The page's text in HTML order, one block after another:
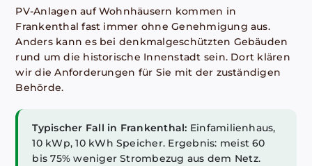
PV-Anlagen auf Wohnhäusern kommen in
Frankenthal fast immer ohne Genehmigung aus.
Anders kann es bei denkmalgeschützten Gebäuden
rund um die historische Innenstadt sein. Dort klären
wir die Anforderungen für Sie mit der zuständigen
Behörde.
Typischer Fall in Frankenthal: Einfamilienhaus,
10 kWp, 10 kWh Speicher. Ergebnis: meist 60
bis 75% weniger Strombezug aus dem Netz.